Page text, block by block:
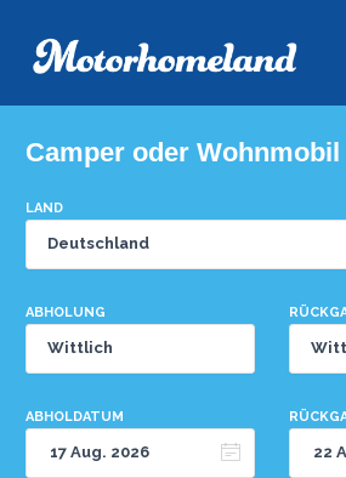
Camper oder
LAND
ABHOLUNG
ABHOLDATUM